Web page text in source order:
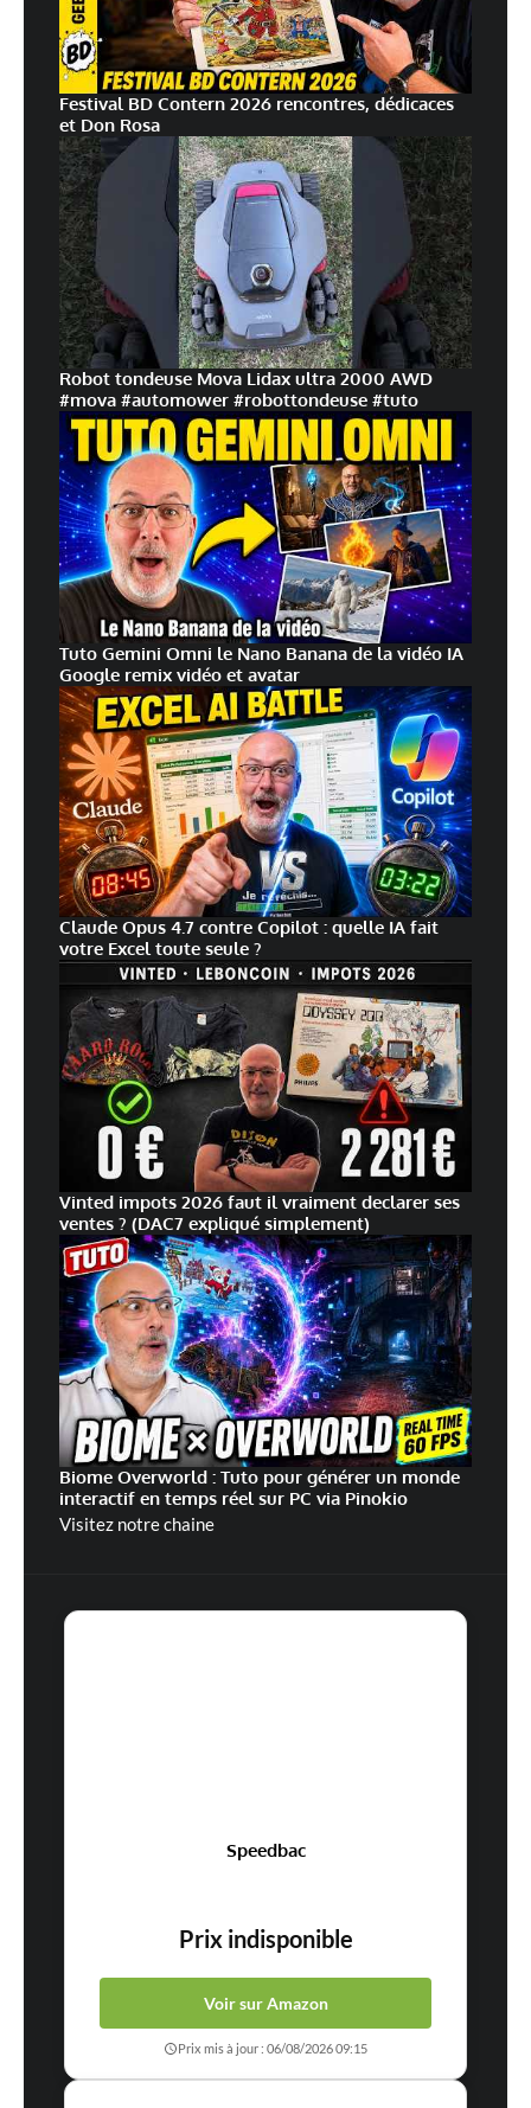
Festival BD Contern 2026 rencontres, dédicaces
et Don Rosa
Robot tondeuse Mova Lidax ultra 2000 AWD
#mova #automower #robottondeuse #tuto
Tuto Gemini Omni le Nano Banana de la vidéo IA
Google remix vidéo et avatar
Claude Opus 4.7 contre Copilot : quelle IA fait
votre Excel toute seule ?
Vinted impots 2026 faut il vraiment declarer ses
ventes ? (DAC7 expliqué simplement)
Biome Overworld : Tuto pour générer un monde
interactif en temps réel sur PC via Pinokio
Visitez notre chaine
Speedbac
Prix indisponible
Voir sur Amazon
Prix mis à jour : 06/08/2026 09:15